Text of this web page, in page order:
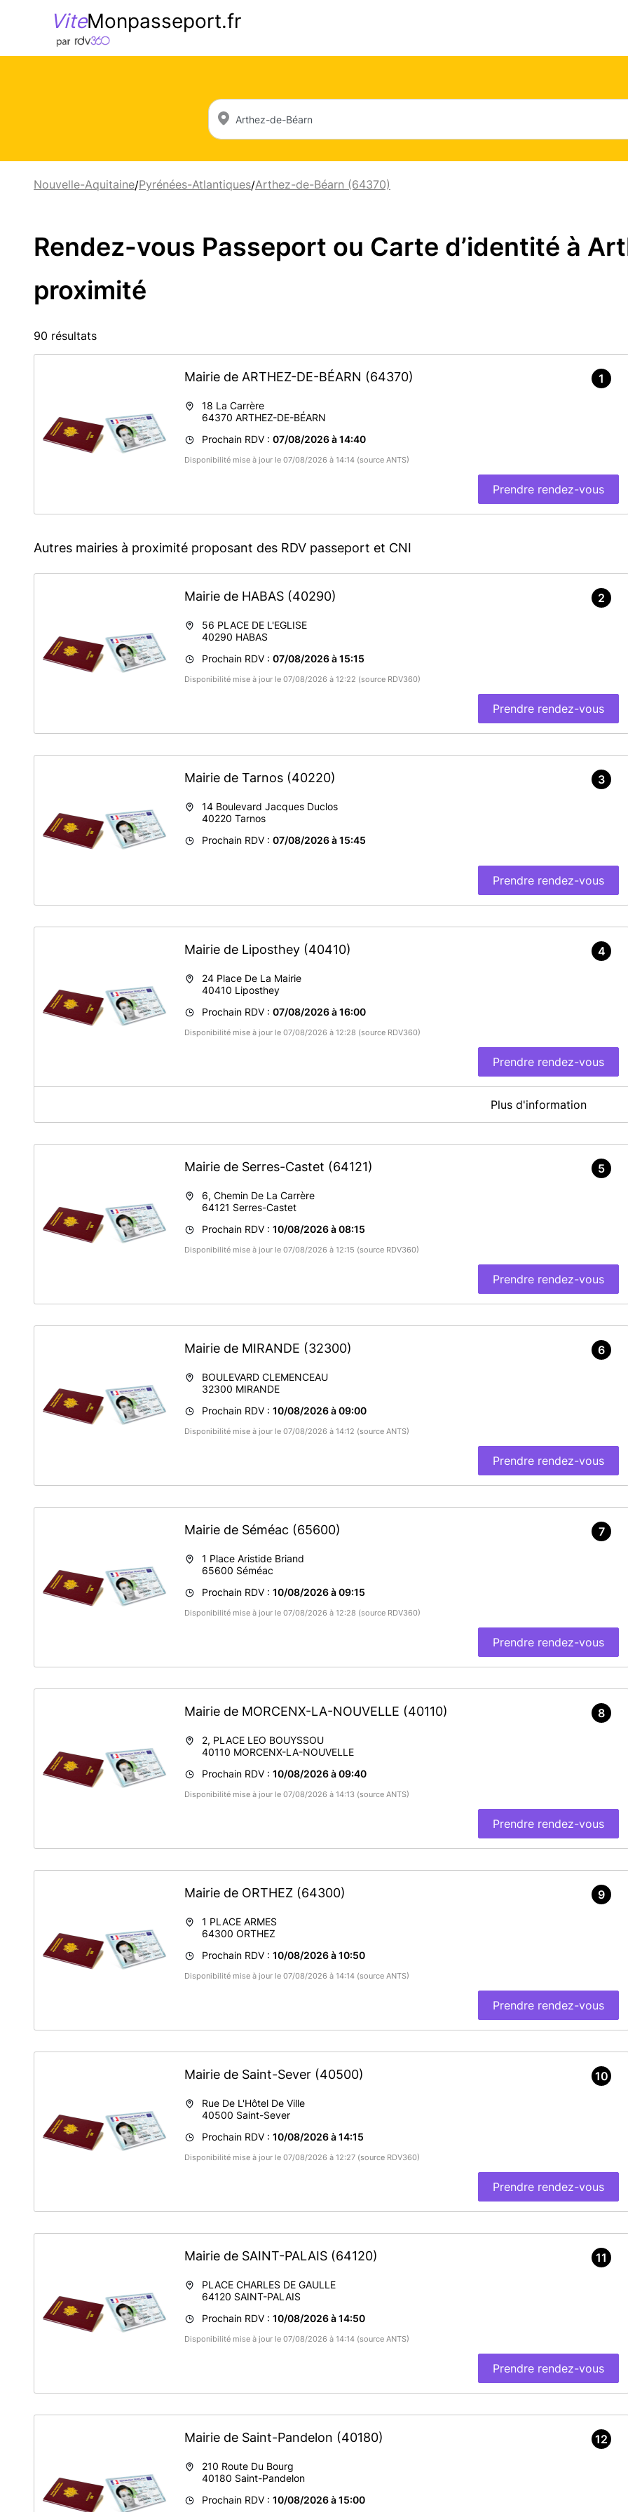
ViteMonpasseport.fr
Nouvelle-Aquitaine/Pyrénées-Atlantiques/Arthez-de-Béarn (64370)
Rendez-vous Passeport ou Carte d’identité à
proximité
90 résultats
Mairie de ARTHEZ-DE-BÉARN (64370)
18 La Carrère
64370 ARTHEZ-DE-BÉARN
Prochain RDV : 07/08/2026 à 14:40
Disponibilité mise à jour le 07/08/2026 à 14:14 (source ANTS)
Prendre rendez-vous
1
Autres mairies à proximité proposant des RDV passeport et CNI
Mairie de HABAS (40290)
56 PLACE DE L'EGLISE
40290 HABAS
Prochain RDV : 07/08/2026 à 15:15
Disponibilité mise à jour le 07/08/2026 à 12:22 (source RDV360)
Prendre rendez-vous
2
Mairie de Tarnos (40220)
14 Boulevard Jacques Duclos
40220 Tarnos
Prochain RDV : 07/08/2026 à 15:45
Prendre rendez-vous
3
Mairie de Liposthey (40410)
24 Place De La Mairie
40410 Liposthey
Prochain RDV : 07/08/2026 à 16:00
Disponibilité mise à jour le 07/08/2026 à 12:28 (source RDV360)
Prendre rendez-vous
4
40410 Liposthey
En savoir plus
Plus d'information
Mairie de Serres-Castet (64121)
6, Chemin De La Carrère
64121 Serres-Castet
Prochain RDV : 10/08/2026 à 08:15
Disponibilité mise à jour le 07/08/2026 à 12:15 (source RDV360)
Prendre rendez-vous
5
Mairie de MIRANDE (32300)
BOULEVARD CLEMENCEAU
32300 MIRANDE
Prochain RDV : 10/08/2026 à 09:00
Disponibilité mise à jour le 07/08/2026 à 14:12 (source ANTS)
Prendre rendez-vous
6
Mairie de Séméac (65600)
1 Place Aristide Briand
65600 Séméac
Prochain RDV : 10/08/2026 à 09:15
Disponibilité mise à jour le 07/08/2026 à 12:28 (source RDV360)
Prendre rendez-vous
7
Mairie de MORCENX-LA-NOUVELLE (40110)
2, PLACE LEO BOUYSSOU
40110 MORCENX-LA-NOUVELLE
Prochain RDV : 10/08/2026 à 09:40
Disponibilité mise à jour le 07/08/2026 à 14:13 (source ANTS)
Prendre rendez-vous
8
Mairie de ORTHEZ (64300)
1 PLACE ARMES
64300 ORTHEZ
Prochain RDV : 10/08/2026 à 10:50
Disponibilité mise à jour le 07/08/2026 à 14:14 (source ANTS)
Prendre rendez-vous
9
Mairie de Saint-Sever (40500)
Rue De L'Hôtel De Ville
40500 Saint-Sever
Prochain RDV : 10/08/2026 à 14:15
Disponibilité mise à jour le 07/08/2026 à 12:27 (source RDV360)
Prendre rendez-vous
10
Mairie de SAINT-PALAIS (64120)
PLACE CHARLES DE GAULLE
64120 SAINT-PALAIS
Prochain RDV : 10/08/2026 à 14:50
Disponibilité mise à jour le 07/08/2026 à 14:14 (source ANTS)
Prendre rendez-vous
11
Mairie de Saint-Pandelon (40180)
210 Route Du Bourg
40180 Saint-Pandelon
Prochain RDV : 10/08/2026 à 15:00
12